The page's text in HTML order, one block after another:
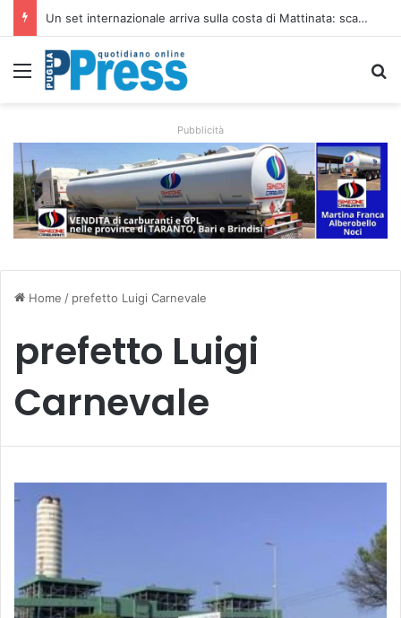
Un set internazionale arriva sulla costa di Mattinata: scattano i divieti alla Baia dei Faraglioni
Menu
Pubblicità
Home / prefetto Luigi Carnevale
prefetto Luigi
Carnevale